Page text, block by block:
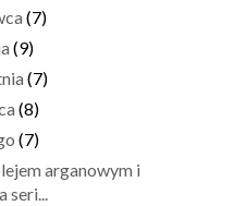
(7)
(9)
(7)
(8)
(7)
arganowym i